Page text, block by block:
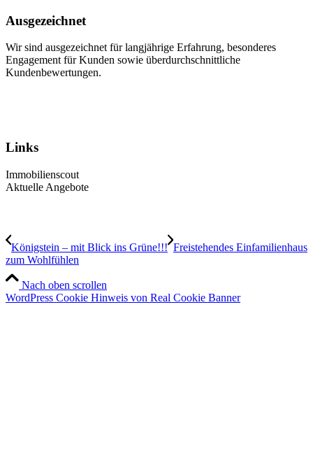
Ausgezeichnet
Wir sind ausgezeichnet für langjährige Erfahrung, besonderes
Engagement für Kunden sowie überdurchschnittliche
Kundenbewertungen.
Links
Immobilienscout
Aktuelle Angebote
Königstein – mit Blick ins Grüne!!! Freistehendes Einfamilienhaus
zum Wohlfühlen
Nach oben scrollen
WordPress Cookie Hinweis von Real Cookie Banner